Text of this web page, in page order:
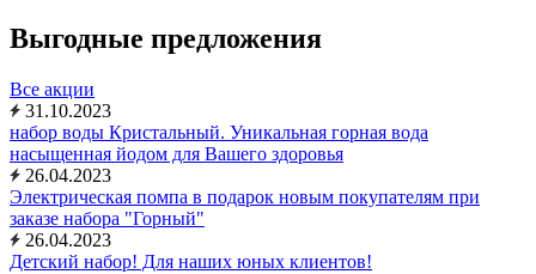
Выгодные предложения
Все акции
31.10.2023
набор воды Кристальный. Уникальная горная вода
насыщенная йодом для Вашего здоровья
26.04.2023
Электрическая помпа в подарок новым покупателям при
заказе набора "Горный"
26.04.2023
Детский набор! Для наших юных клиентов!